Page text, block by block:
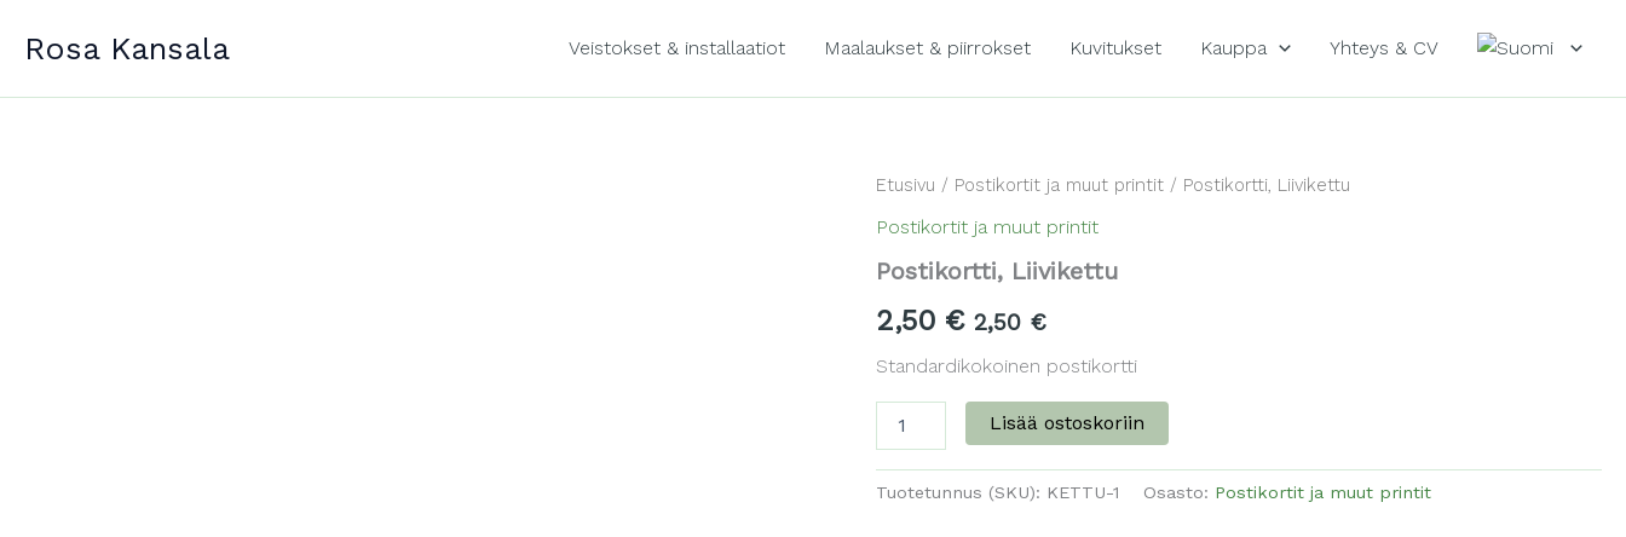
sisältöön
Rosa Kansala Veistokset & installaatiot Maalaukset & piirrokset Kuvitukset Kauppa Yhteys & CV
Etusivu / Postikortit ja muut printit / Postikortti, Liivikettu
Postikortit ja muut printit
Postikortti, Liivikettu
2,50 € 2,50 €
Standardikokoinen postikortti
Liivikettu
Lisää ostoskoriin
Tuotetunnus (SKU): KETTU-1 Osasto: Postikortit ja muut printit